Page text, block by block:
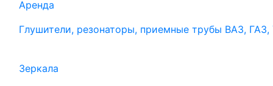
Аренда
Глушители, резонаторы, приемные трубы ВАЗ, ГАЗ,
Зеркала